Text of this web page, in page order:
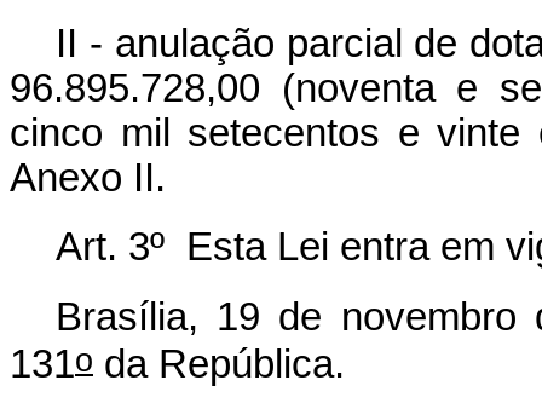
II - anulação parcial de
96.895.728,00 (noventa e
cinco mil setecentos e
Anexo II.
Art. 3º Esta Lei entra em
Brasília, 19 de novembro
131o da República.